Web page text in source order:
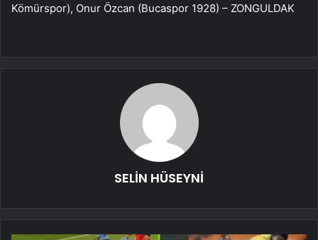
Kömürspor), Onur Özcan (Bucaspor 1928) – ZONGULDAK
SELİN HÜSEYNİ